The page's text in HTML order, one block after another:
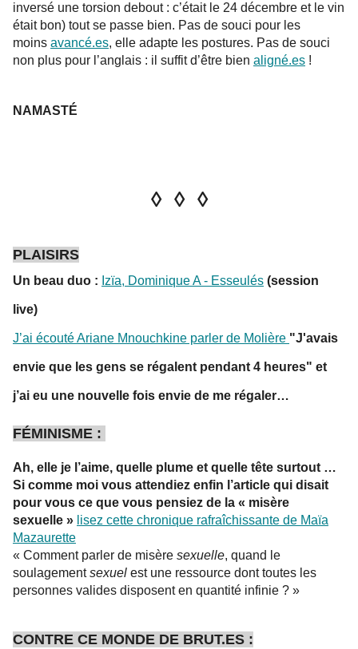
inversé une torsion debout : c’était le 24 décembre et le vin
était bon) tout se passe bien. Pas de souci pour les
moins avancé.es, elle adapte les postures. Pas de souci
non plus pour l’anglais : il suffit d’être bien aligné.es !
NAMASTÉ
◊ ◊ ◊
PLAISIRS
Un beau duo : Izïa, Dominique A - Esseulés (session
live)
J’ai écouté Ariane Mnouchkine parler de Molière "J'avais
envie que les gens se régalent pendant 4 heures" et
j’ai eu une nouvelle fois envie de me régaler…
FÉMINISME :
Ah, elle je l’aime, quelle plume et quelle tête surtout …
Si comme moi vous attendiez enfin l’article qui disait
pour vous ce que vous pensiez de la « misère
sexuelle » lisez cette chronique rafraîchissante de Maïa
Mazaurette
« Comment parler de misère sexuelle, quand le
soulagement sexuel est une ressource dont toutes les
personnes valides disposent en quantité infinie ? »
CONTRE CE MONDE DE BRUT.ES :